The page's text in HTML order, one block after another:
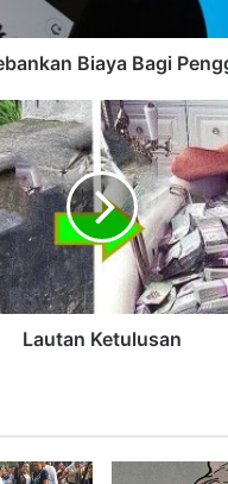
Biaya Bagi
Lautan Ketulusan